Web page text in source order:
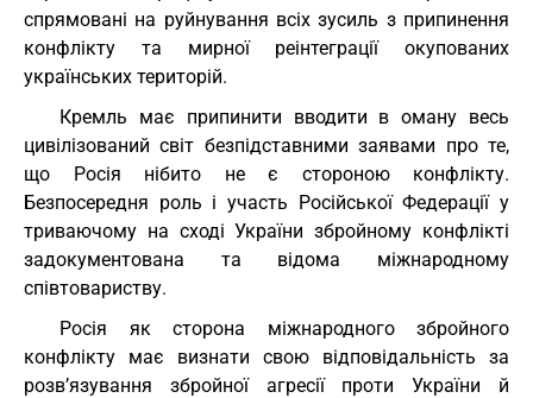
спрямовані на руйнування всіх зусиль з припинення
конфлікту та мирної реінтеграції окупованих
українських територій.
Кремль має припинити вводити в оману весь
цивілізований світ безпідставними заявами про те,
що Росія нібито не є стороною конфлікту.
Безпосередня роль і участь Російської Федерації у
триваючому на сході України збройному конфлікті
задокументована та відома міжнародному
співтовариству.
Росія як сторона міжнародного збройного
конфлікту має визнати свою відповідальність за
розв’язування збройної агресії проти України й